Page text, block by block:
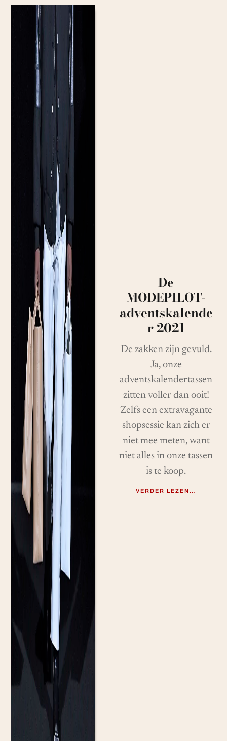
De
MODEPILOT-
adventskalende
r 2021
De zakken zijn gevuld.
Ja, onze
adventskalendertassen
zitten voller dan ooit!
Zelfs een extravagante
shopsessie kan zich er
niet mee meten, want
niet alles in onze tassen
is te koop.
VERDER LEZEN…